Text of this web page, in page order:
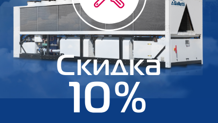
Скидка
10%